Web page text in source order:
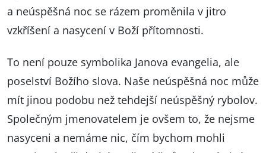
a neúspěšná noc se rázem proměnila v jitro
vzkříšení a nasycení v Boží přítomnosti.
To není pouze symbolika Janova evangelia, ale
poselství Božího slova. Naše neúspěšná noc může
mít jinou podobu než tehdejší neúspěšný rybolov.
Společným jmenovatelem je ovšem to, že nejsme
nasyceni a nemáme nic, čím bychom mohli